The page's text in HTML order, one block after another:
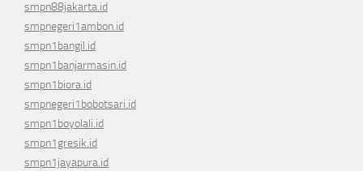
smpn88jakarta.id
smpnegeri1ambon.id
smpn1bangil.id
smpn1banjarmasin.id
smpn1biora.id
smpnegeri1bobotsari.id
smpn1boyolali.id
smpn1gresik.id
smpn1jayapura.id